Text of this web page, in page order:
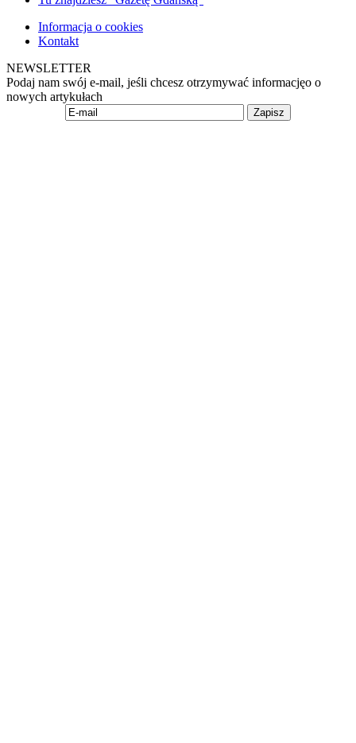
Informacja o cookies
Kontakt
NEWSLETTER
Podaj nam swój e-mail, jeśli chcesz otrzymywać informacjęo o
nowych artykułach
Zapisz